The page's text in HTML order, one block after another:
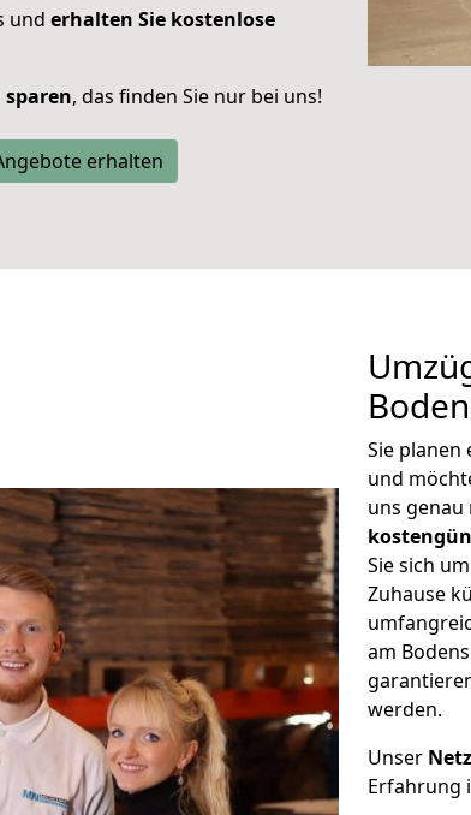
und erhalten Sie kostenlose
sparen, das finden Sie nur bei uns!
erhalten
Sie planen
und
uns
Sie sich
Zuhause
am
werden.
Unser
Erfahrung